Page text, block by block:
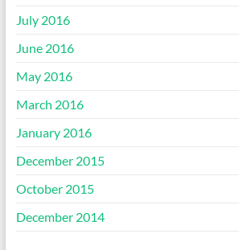
July 2016
June 2016
May 2016
March 2016
January 2016
December 2015
October 2015
December 2014